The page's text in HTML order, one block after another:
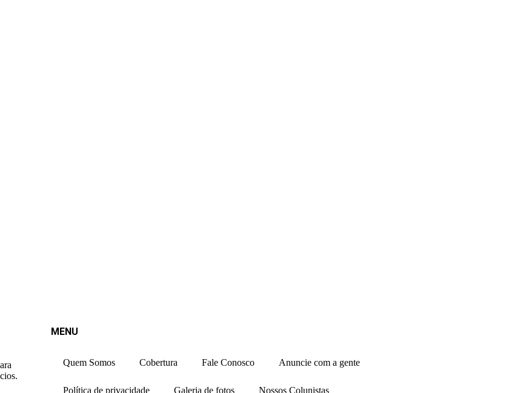
MENU
Quem Somos Cobertura Fale Conosco Anuncie com a gente
Política de privacidade Galeria de fotos Nossos Colunistas